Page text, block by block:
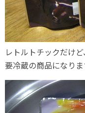
レトルトチックだけ
要冷蔵の商品になりま